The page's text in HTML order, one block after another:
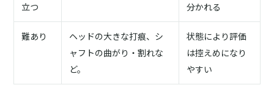
立つ
分かれる
難あり
ヘッドの大きな打痕、シ
ャフトの曲がり・割れな
ど。
状態により評価
は控えめになり
やすい